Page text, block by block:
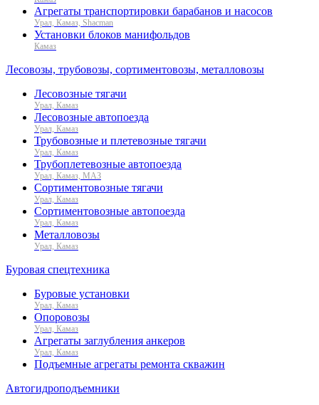
Агрегаты транспортировки барабанов и насосов
Урал, Камаз, Shacman
Установки блоков манифольдов
Камаз
Лесовозы, трубовозы, сортиментовозы, металловозы
Лесовозные тягачи
Урал, Камаз
Лесовозные автопоезда
Урал, Камаз
Трубовозные и плетевозные тягачи
Урал, Камаз
Трубоплетевозные автопоезда
Урал, Камаз, МАЗ
Сортиментовозные тягачи
Урал, Камаз
Сортиментовозные автопоезда
Урал, Камаз
Металловозы
Урал, Камаз
Буровая спецтехника
Буровые установки
Урал, Камаз
Опоровозы
Урал, Камаз
Агрегаты заглубления анкеров
Урал, Камаз
Подъемные агрегаты ремонта скважин
Автогидроподъемники